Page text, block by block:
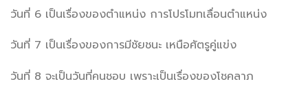
วันที่ 6 เป็นเรื่องของตำแหน่ง การโปรโมทเลื่อนตำแหน่ง
วันที่ 7 เป็นเรื่องของการมีชัยชนะ เหนือศัตรูคู่แข่ง
วันที่ 8 จะเป็นวันที่คนชอบ เพราะเป็นเรื่องของโชคลาภ